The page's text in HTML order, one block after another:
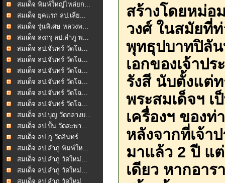
สมเด็จ พิมพ์ใหญ่ไหล่ยก...
สมเด็จ ยุคแรก ลป.เลี่ย...
สมเด็จ รุ่นพิเศษ หลวงพ...
สมเด็จ ลงกรุ ลป.ลำภู พ...
สมเด็จ ลป.จันทร์ วัดโฉ...
สมเด็จ ลป.จันทร์ วัดโฉ...
สมเด็จ ลป.จันทร์ วัดโฉ...
สมเด็จ ลป.จันทร์ วัดโฉ...
สมเด็จ ลป.จันทร์ วัดโฉ...
สมเด็จ ลป.จันทร์ วัดโฉ...
สมเด็จ ลป.บุญ วัดกลางบ...
สมเด็จ ลป.ปั้น วัดสะพา...
สมเด็จ ลป.ภู วัดอินทร์
สมเด็จ ลป.ลำภู พิมพ์ให...
สมเด็จ ลป.ลำภู วัดใหม่...
สมเด็จ ลป.ลำภู วัดใหม่...
สมเด็จ ลป.ลำภู วัดใหม่...
สร้างโดยหม่อ
วงศ์ ในสมัยที่
พุทธุปบาทปิลั
เอกของเจ้าป
รังสี นับตั้งแต่
พระสมเด็จฯ เ
เครื่องฯ ของ
หลังจากที่เจ้า
มาแล้ว 2 ปี แ
เดียว หากอา